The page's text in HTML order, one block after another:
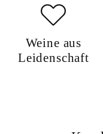
Weine aus
Leidenschaft